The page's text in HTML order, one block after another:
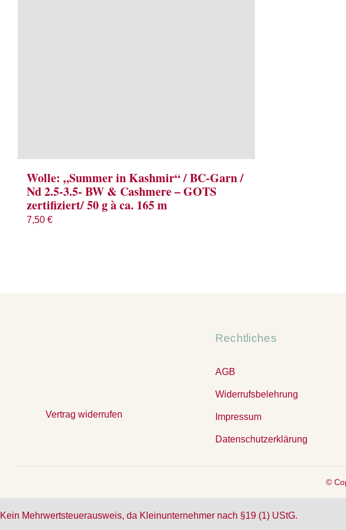
Wolle: „Summer in Kashmir“ / BC-Garn /
Nd 2.5-3.5- BW & Cashmere – GOTS
zertifiziert/ 50 g à ca. 165 m
7,50 €
Vertrag widerrufen
Rechtliches
AGB
Widerrufsbelehrung
Impressum
Datenschutzerklärung
©
Kein Mehrwertsteuerausweis, da Kleinunternehmer nach §19 (1) UStG.